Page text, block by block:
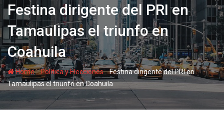
o
n
t
e
n
t
Festina dirigente del PRI en
Tamaulipas el triunfo en
Coahuila
Home-Política y Elecciones-Festina dirigente del PRI en
Tamaulipas el triunfo en Coahuila